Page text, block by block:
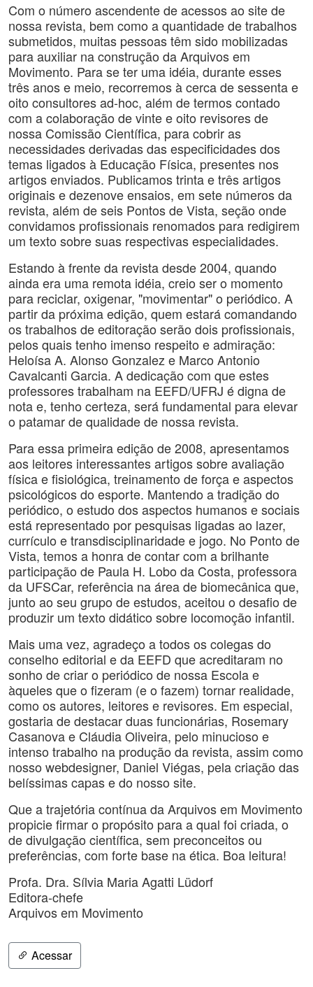
Com o número ascendente de acessos ao site de
nossa revista, bem como a quantidade de trabalhos
submetidos, muitas pessoas têm sido mobilizadas
para auxiliar na construção da Arquivos em
Movimento. Para se ter uma idéia, durante esses
três anos e meio, recorremos à cerca de sessenta e
oito consultores ad-hoc, além de termos contado
com a colaboração de vinte e oito revisores de
nossa Comissão Científica, para cobrir as
necessidades derivadas das especificidades dos
temas ligados à Educação Física, presentes nos
artigos enviados. Publicamos trinta e três artigos
originais e dezenove ensaios, em sete números da
revista, além de seis Pontos de Vista, seção onde
convidamos profissionais renomados para redigirem
um texto sobre suas respectivas especialidades.
Estando à frente da revista desde 2004, quando
ainda era uma remota idéia, creio ser o momento
para reciclar, oxigenar, "movimentar" o periódico. A
partir da próxima edição, quem estará comandando
os trabalhos de editoração serão dois profissionais,
pelos quais tenho imenso respeito e admiração:
Heloísa A. Alonso Gonzalez e Marco Antonio
Cavalcanti Garcia. A dedicação com que estes
professores trabalham na EEFD/UFRJ é digna de
nota e, tenho certeza, será fundamental para elevar
o patamar de qualidade de nossa revista.
Para essa primeira edição de 2008, apresentamos
aos leitores interessantes artigos sobre avaliação
física e fisiológica, treinamento de força e aspectos
psicológicos do esporte. Mantendo a tradição do
periódico, o estudo dos aspectos humanos e sociais
está representado por pesquisas ligadas ao lazer,
currículo e transdisciplinaridade e jogo. No Ponto de
Vista, temos a honra de contar com a brilhante
participação de Paula H. Lobo da Costa, professora
da UFSCar, referência na área de biomecânica que,
junto ao seu grupo de estudos, aceitou o desafio de
produzir um texto didático sobre locomoção infantil.
Mais uma vez, agradeço a todos os colegas do
conselho editorial e da EEFD que acreditaram no
sonho de criar o periódico de nossa Escola e
àqueles que o fizeram (e o fazem) tornar realidade,
como os autores, leitores e revisores. Em especial,
gostaria de destacar duas funcionárias, Rosemary
Casanova e Cláudia Oliveira, pelo minucioso e
intenso trabalho na produção da revista, assim como
nosso webdesigner, Daniel Viégas, pela criação das
belíssimas capas e do nosso site.
Que a trajetória contínua da Arquivos em Movimento
propicie firmar o propósito para a qual foi criada, o
de divulgação científica, sem preconceitos ou
preferências, com forte base na ética. Boa leitura!
Profa. Dra. Sílvia Maria Agatti Lüdorf
Editora-chefe
Arquivos em Movimento
Acessar